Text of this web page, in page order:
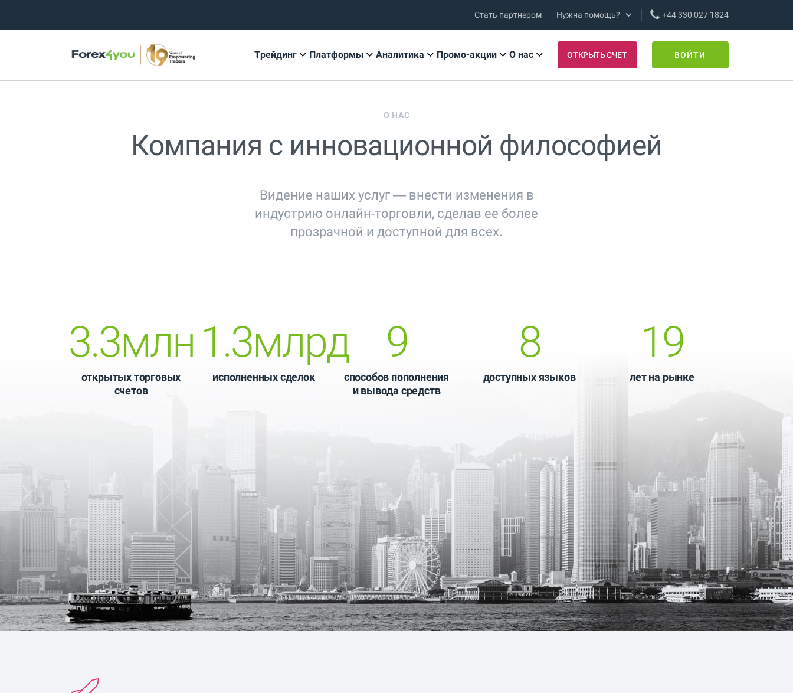
Стать партнером Нужна помощь? +44 330 027 1824
Трейдинг Платформы Аналитика Промо-акции О нас ОТКРЫТЬ СЧЕТ ВОЙТИ
О НАС
Компания с инновационной философией
Видение наших услуг — внести изменения в
индустрию онлайн-торговли, сделав ее более
прозрачной и доступной для всех.
3.3млн
открытых торговых
счетов
1.3млрд
исполненных сделок
9
способов пополнения
и вывода средств
8
доступных языков
19
лет на рынке